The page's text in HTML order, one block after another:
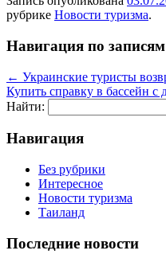
рубрике Новости туризма.
Навигация по записям
← Украинские туристы
Купить справку в бассейн с
Найти:
Навигация
Без рубрики
Интересное
Новости туризма
Таиланд
Последние новости